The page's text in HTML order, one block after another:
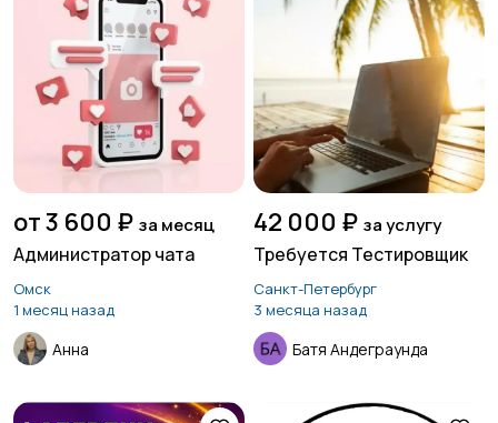
от 3 600 ₽ за месяц
Администратор чата
Омск
1 месяц назад
Анна
42 000 ₽ за услугу
Требуется Тестировщик
Санкт-Петербург
3 месяца назад
Батя Андеграунда